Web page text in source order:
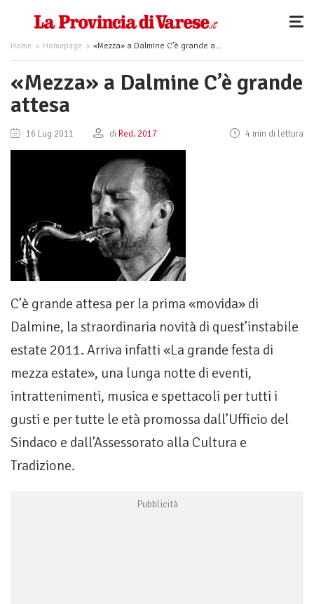
Home Homepage «Mezza» a Dalmine C’è grande attesa
«Mezza» a Dalmine C’è grande
attesa
16 Lug 2011 di Red. 2017 4 min di lettura
C’è grande attesa per la prima «movida» di
Dalmine, la straordinaria novità di quest’instabile
estate 2011. Arriva infatti «La grande festa di
mezza estate», una lunga notte di eventi,
intrattenimenti, musica e spettacoli per tutti i
gusti e per tutte le età promossa dall’Ufficio del
Sindaco e dall’Assessorato alla Cultura e
Tradizione.